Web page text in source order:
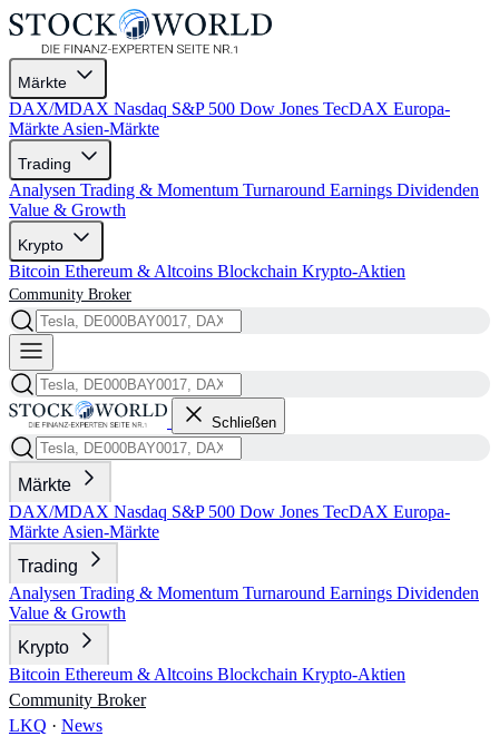
Märkte
DAX/MDAX Nasdaq S&P 500 Dow Jones TecDAX Europa-
Märkte Asien-Märkte
Trading
Analysen Trading & Momentum Turnaround Earnings Dividenden
Value & Growth
Krypto
Bitcoin Ethereum & Altcoins Blockchain Krypto-Aktien
Community Broker
Schließen
Märkte
DAX/MDAX Nasdaq S&P 500 Dow Jones TecDAX Europa-
Märkte Asien-Märkte
Trading
Analysen Trading & Momentum Turnaround Earnings Dividenden
Value & Growth
Krypto
Bitcoin Ethereum & Altcoins Blockchain Krypto-Aktien
Community Broker
LKQ · News